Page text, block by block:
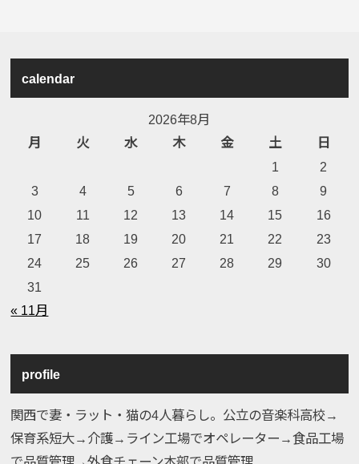
calendar
2026年8月
月
火 水 木 金 土
日
1
2
3
4 5 6 7 8
9
10
11 12 13 14 15
16
17
18 19 20 21 22
23
24
25 26 27 28 29
30
31
« 11月
profile
関西で妻・ラット・猫の4人暮らし。公立の音楽科高校→
保育系短大→介護→ライン工場でオペレーター→食品工場